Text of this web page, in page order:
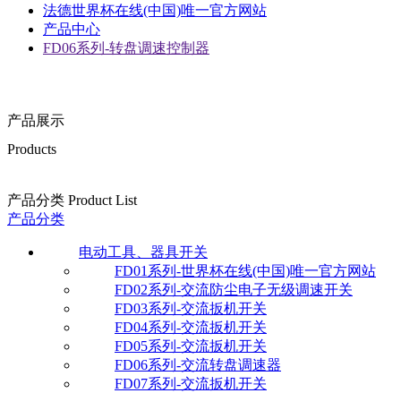
法德世界杯在线(中国)唯一官方网站
产品中心
FD06系列-转盘调速控制器
产品展示
Products
产品分类 Product List
产品分类
电动工具、器具开关
FD01系列-世界杯在线(中国)唯一官方网站
FD02系列-交流防尘电子无级调速开关
FD03系列-交流扳机开关
FD04系列-交流扳机开关
FD05系列-交流扳机开关
FD06系列-交流转盘调速器
FD07系列-交流扳机开关